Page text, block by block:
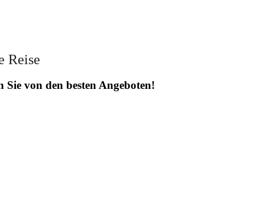
Reise
von den besten Angeboten!